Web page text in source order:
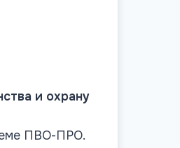
и охрану
ПВО-ПРО.